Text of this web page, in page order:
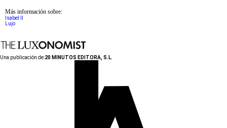
Más información sobre:
Isabel II
Lujo
Una publicación de:20 MINUTOS EDITORA, S.L.